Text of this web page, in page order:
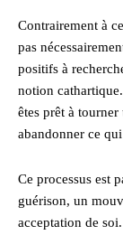
Contrairement à
pas
positifs à
notion
êtes prêt à
abandonner ce
Ce processus est
guérison, un
acceptation de